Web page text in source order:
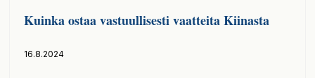
Kuinka ostaa vastuullisesti vaatteita Kiinasta
16.8.2024